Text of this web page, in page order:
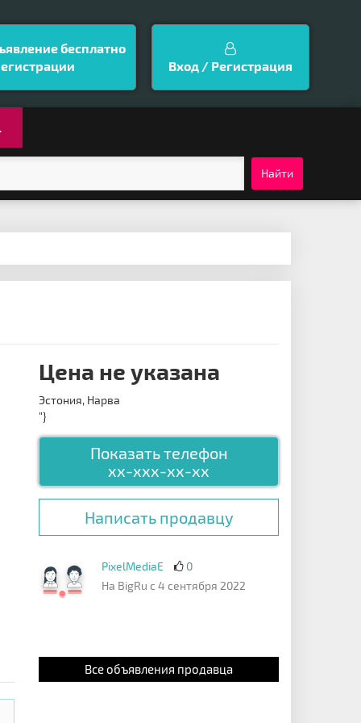
бесплатно
Вход / Регистрация
Найти
Цена не указана
Эстония, Нарва
"}
Показать телефон
xx-xxx-xx-xx
Написать продавцу
PixelMediaE
0
На BigRu с 4 сентября 2022
Все объявления продавца